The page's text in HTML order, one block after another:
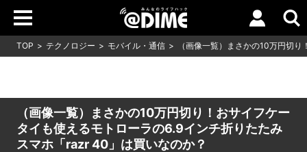
TOP テクノロジー モバイル・通信 （画像一覧）まさかの10万円切
（画像一覧）まさかの10万円切り！おサイフケー
タイも使えるモトローラの6.9インチ折りたたみ
スマホ「razr 40」は買いなのか？